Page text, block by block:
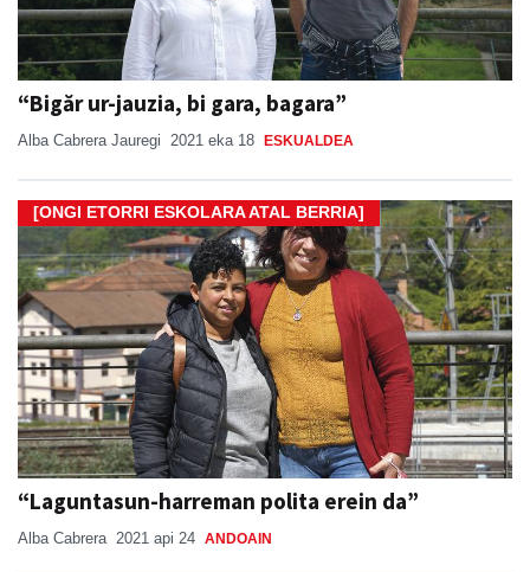
“Bigăr ur-jauzia, bi gara, bagara”
Alba Cabrera Jauregi 2021 eka 18 ESKUALDEA
[ONGI ETORRI ESKOLARA ATAL BERRIA]
“Laguntasun-harreman polita erein da”
Alba Cabrera 2021 api 24 ANDOAIN